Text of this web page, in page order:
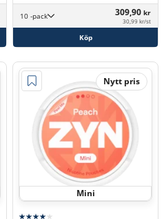
10 -pack 309,90 kr
30,99 kr/st
Köp
Nytt pris
Mini